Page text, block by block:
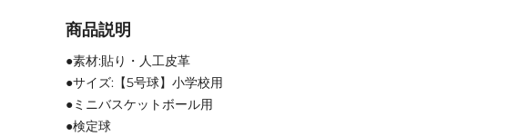
商品説明
●素材:貼り・人工皮革
●サイズ:【5号球】小学校用
●ミニバスケットボール用
●検定球